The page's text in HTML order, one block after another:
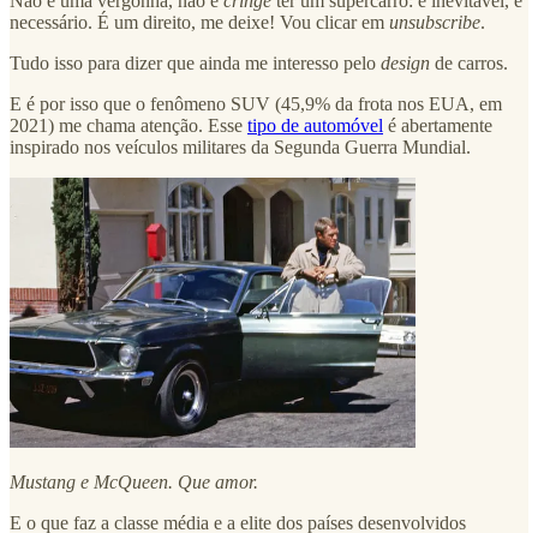
necessário. É um direito, me deixe! Vou clicar em unsubscribe.
Tudo isso para dizer que ainda me interesso pelo design de carros.
E é por isso que o fenômeno SUV (45,9% da frota nos EUA, em
2021) me chama atenção. Esse tipo de automóvel é abertamente
inspirado nos veículos militares da Segunda Guerra Mundial.
Mustang e McQueen. Que amor.
E o que faz a classe média e a elite dos países desenvolvidos